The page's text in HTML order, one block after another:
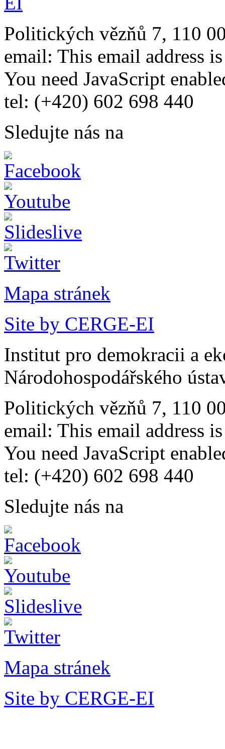
Politických vězňů 7, 110
email: This email address
You need JavaScript
tel: (+420) 602 698 440
Sledujte nás na
Mapa stránek
Site by CERGE-EI
Institut pro demokracii a
Národohospodářského
Politických vězňů 7, 110
email: This email address
You need JavaScript
tel: (+420) 602 698 440
Sledujte nás na
Mapa stránek
Site by CERGE-EI